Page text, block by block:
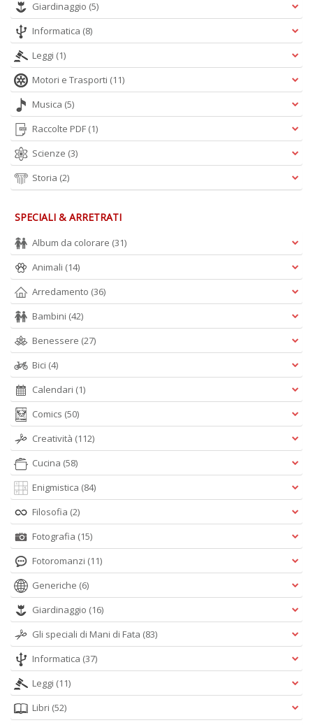
Giardinaggio (5)
Informatica (8)
Leggi (1)
Motori e Trasporti (11)
Musica (5)
Raccolte PDF (1)
Scienze (3)
Storia (2)
SPECIALI & ARRETRATI
Album da colorare (31)
Animali (14)
Arredamento (36)
Bambini (42)
Benessere (27)
Bici (4)
Calendari (1)
Comics (50)
Creatività (112)
Cucina (58)
Enigmistica (84)
Filosofia (2)
Fotografia (15)
Fotoromanzi (11)
Generiche (6)
Giardinaggio (16)
Gli speciali di Mani di Fata (83)
Informatica (37)
Leggi (11)
Libri (52)